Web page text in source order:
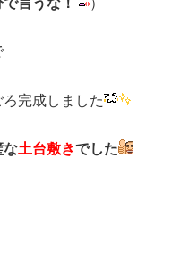
で言うな！ ）
完成しました
な土台敷きでした